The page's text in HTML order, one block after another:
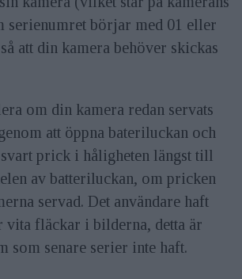
serienumret börjar med 01 eller
att din kamera behöver skickas
om din kamera redan servats
att öppna bateriluckan och
prick i håligheten längst till
av batteriluckan, om pricken
servad. Det användare haft
vita fläckar i bilderna, detta är
som senare serier inte haft.